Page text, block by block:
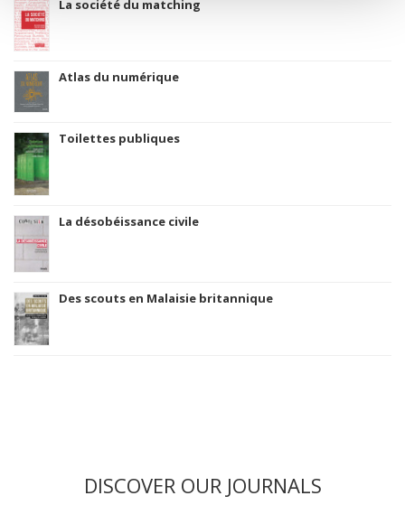
La société du matching
Atlas du numérique
Toilettes publiques
La désobéissance civile
Des scouts en Malaisie britannique
DISCOVER OUR JOURNALS